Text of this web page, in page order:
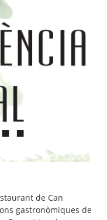
de Can
gastronòmiques de